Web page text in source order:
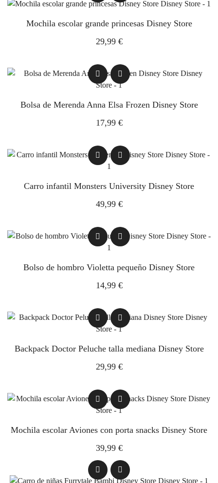
Mochila escolar grande princesas Disney Store
29,99 €
Bolsa de Merenda Anna Elsa Frozen Disney Store
17,99 €
Carro infantil Monsters University Disney Store
49,99 €
Bolso de hombro Violetta pequeño Disney Store
14,99 €
Backpack Doctor Peluche talla mediana Disney Store
29,99 €
Mochila escolar Aviones con porta snacks Disney Store
39,99 €